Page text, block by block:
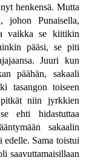
henkensä. Mutta
johon Punaisella,
vaikka se kiitikin
pääsi, se piti
Juuri kun
päähän, sakaali
tasangon toiseen
niin jyrkkien
ehti hidastuttaa
sakaalin
edelle. Sama toistui
saavuttamaisillaan